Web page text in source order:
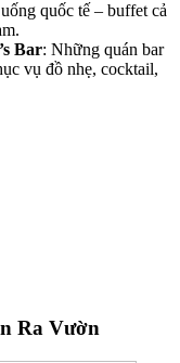
quốc tế – buffet cả
Bar: Những quán bar
vụ đồ nhẹ, cocktail,
Ra Vườn